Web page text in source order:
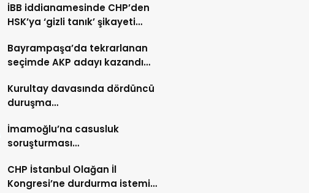
İBB iddianamesinde CHP’den
HSK’ya ‘gizli tanık’ şikayeti…
Bayrampaşa’da tekrarlanan
seçimde AKP adayı kazandı…
Kurultay davasında dördüncü
duruşma…
İmamoğlu’na casusluk
soruşturması…
CHP İstanbul Olağan İl
Kongresi’ne durdurma istemi…